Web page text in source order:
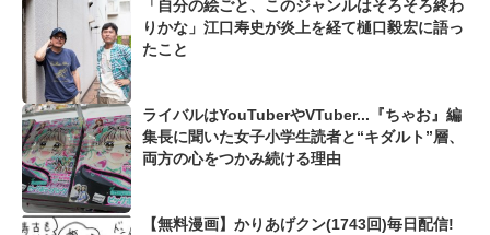
「自分の絵ごと、このジャンルはそろそろ終わ
りかな」江口寿史が炎上を経て樋口毅宏に語っ
たこと
ライバルはYouTuberやVTuber...『ちゃお』編
集長に聞いた女子小学生読者と“キダルト”層、
両方の心をつかみ続ける理由
【無料漫画】かりあげクン(1743回)毎日配信!